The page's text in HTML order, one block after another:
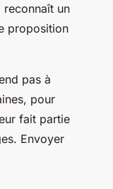
reconnaît un
proposition
pas à
pour
fait partie
Envoyer